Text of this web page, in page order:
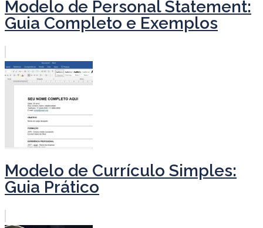
Modelo de Personal Statement:
Guia Completo e Exemplos
Modelo de Currículo Simples:
Guia Prático